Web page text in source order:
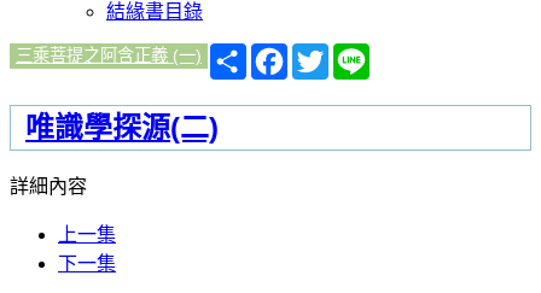
結緣書目錄
三乘菩提之阿含正義 (一)
分
享
Facebook
Twitter
唯識學探源(二)
詳細內容
上一集
下一集